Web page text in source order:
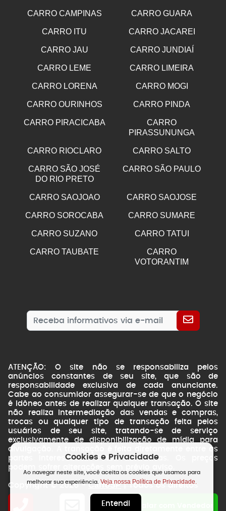
CARRO CAMPINAS CARRO GUARA
CARRO ITU CARRO JACAREI
CARRO JAU CARRO JUNDIAÍ
CARRO LEME CARRO LIMEIRA
CARRO LORENA CARRO MOGI
CARRO OURINHOS CARRO PINDA
CARRO PIRACICABA
CARRO
PIRASSUNUNGA
CARRO RIOCLARO CARRO SALTO
CARRO SÃO JOSÉ
DO RIO PRETO
CARRO SÃO PAULO
CARRO SAOJOAO CARRO SAOJOSE
CARRO SOROCABA CARRO SUMARE
CARRO SUZANO CARRO TATUI
CARRO TAUBATE
CARRO
VOTORANTIM
ATENÇÃO: O site não se responsabiliza pelos
anúncios constantes de seu site, que são de
responsabilidade exclusiva de cada anunciante.
Cabe ao consumidor assegurar-se de que o negócio
é idôneo antes de realizar qualquer transação. O site
não realiza intermediação das vendas e compras,
trocas ou qualquer tipo de transação feita pelos
usuários de seu site, tratando-se de serviço
exclusivamente de disponibilização de mídia para
divulgação. A transação é feita diretamente entre as
partes interessadas. Fotos ilustrativas. Os preços
podem sofrer alterações sem prévio aviso.
Copyright © 2026 -CarroSP| Todos os direitos
reservados.
Cookies e Privacidade
Ao navegar neste site, você aceita os cookies que usamos para
melhorar sua experiência.Veja nossa Política de Privacidade.
Entendi